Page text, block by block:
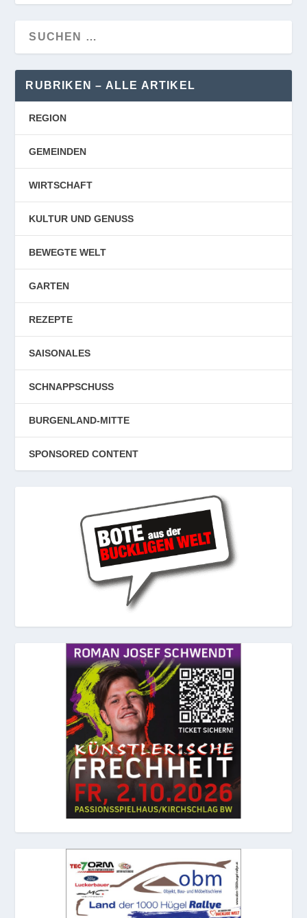
RUBRIKEN – ALLE ARTIKEL
REGION
GEMEINDEN
WIRTSCHAFT
KULTUR UND GENUSS
BEWEGTE WELT
GARTEN
REZEPTE
SAISONALES
SCHNAPPSCHUSS
BURGENLAND-MITTE
SPONSORED CONTENT